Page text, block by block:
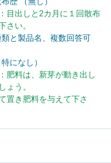
目出しと2カ月に１回散布
さい。
と製品名、複数回答可
になし）
肥料は、新芽が動き出し
ょう。
置き肥料を与えて下さ